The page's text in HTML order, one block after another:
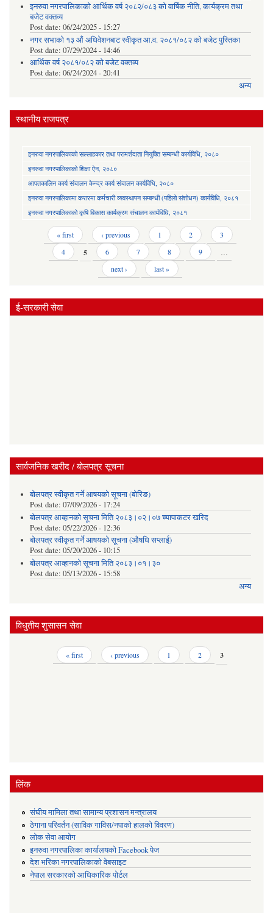
इनरुवा नगरपालिकाको आर्थिक वर्ष २०८२/०८३ को वार्षिक नीति, कार्यक्रम तथा
बजेट वक्तव्य
Post date: 06/24/2025 - 15:27
नगर सभाको १३ औं अधिवेशनबाट स्वीकृत आ.व. २०८१/०८२ को बजेट पुस्तिका
Post date: 07/29/2024 - 14:46
आर्थिक वर्ष २०८१/०८२ को बजेट वक्तव्य
Post date: 06/24/2024 - 20:41
अन्य
स्थानीय राजपत्र
इनरुवा नगरपालिकाको सल्लाहकार तथा परामर्शदाता नियुक्ति सम्बन्धी कार्यविधि, २०८०
इनरुवा नगरपालिकाको शिक्षा ऐन, २०८०
आपतकालिन कार्य संचालन केन्द्र कार्य संचालन कार्यविधि, २०८०
इनरुवा नगरपालिकामा करारमा कर्मचारी व्यवस्थापन सम्बन्धी (पहिलो संशोधन) कार्यविधि, २०८१
इनरुवा नगरपालिकाको कृषि विकास कार्यक्रम संचालन कार्यविधि, २०८१
« first ‹ previous 1 2
3
4
5 6 7 8 9
…
next ›
last »
ई-सरकारी सेवा
सार्वजनिक खरीद / बोलपत्र सूचना
बोलपत्र स्वीकृत गर्ने आषयको सूचना (बोरिङ)
Post date: 07/09/2026 - 17:24
बोलपत्र आव्हानको सूचना मिति २०८३।०२।०७ च्यापाकटर खरिद
Post date: 05/22/2026 - 12:36
बोलपत्र स्वीकृत गर्ने आषयको सूचना (औषधि सप्लाई)
Post date: 05/20/2026 - 10:15
बोलपत्र आव्हानको सूचना मिति २०८३।०१।३०
Post date: 05/13/2026 - 15:58
अन्य
विधुतीय शुसासन सेवा
« first ‹ previous 1 2 3
लिंक
संघीय मामिला तथा सामान्य प्रशासन मन्त्रालय
ठेगाना परिवर्तन (साविक गाविस/नपाको हालको विवरण)
लोक सेवा आयोग
इनरुवा नगरपालिका कार्यालयको Facebook पेज
देश भरिका नगरपालिकाको वेबसाइट
नेपाल सरकारको आधिकारिक पोर्टल